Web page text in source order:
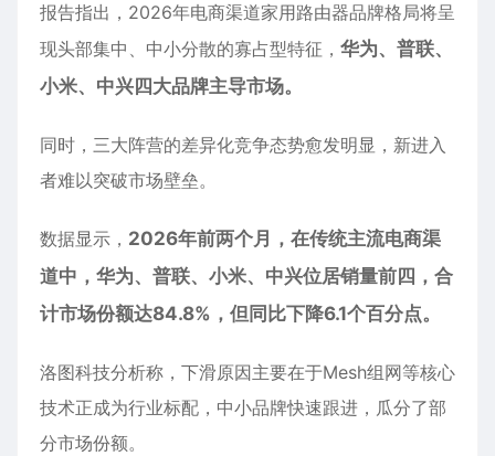
报告指出，2026年电商渠道家用路由器品牌格局将呈
现头部集中、中小分散的寡占型特征， 华为、普联、
小米、中兴四大品牌主导市场。
同时，三大阵营的差异化竞争态势愈发明显，新进入
者难以突破市场壁垒。
数据显示， 2026年前两个月，在传统主流电商渠
道中，华为、普联、小米、中兴位居销量前四，合
计市场份额达84.8%，但同比下降6.1个百分点。
洛图科技分析称，下滑原因主要在于Mesh组网等核心
技术正成为行业标配，中小品牌快速跟进，瓜分了部
分市场份额。